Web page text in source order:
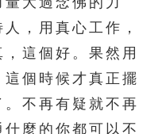
，用真心工作，
這個好。果然用
個時候才真正擺
不再有疑就不再
麼的你都可以不